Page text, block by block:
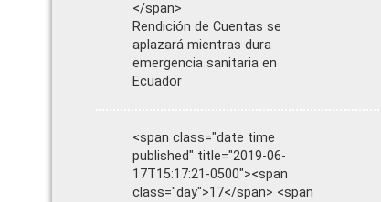
</span>
Rendición de Cuentas se
aplazará mientras dura
emergencia sanitaria en
Ecuador
<span class="date time
published" title="2019-06-
17T15:17:21-0500"><span
class="day">17</span> <span